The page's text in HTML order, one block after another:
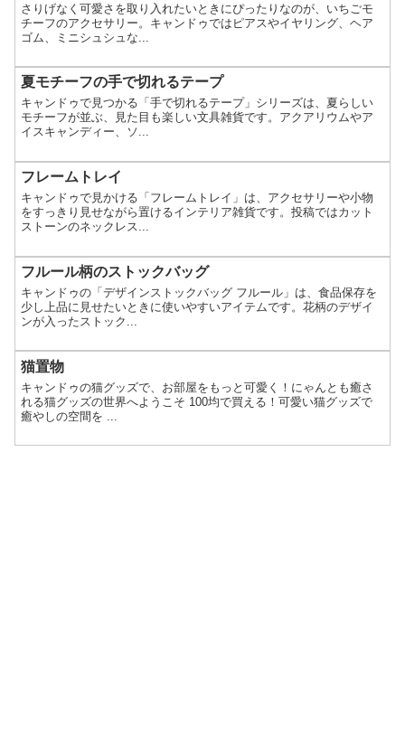
さりげなく可愛さを取り入れたいときにぴったりなのが、いちごモ
チーフのアクセサリー。キャンドゥではピアスやイヤリング、ヘア
ゴム、ミニシュシュな...
夏モチーフの手で切れるテープ
キャンドゥで見つかる「手で切れるテープ」シリーズは、夏らしい
モチーフが並ぶ、見た目も楽しい文具雑貨です。アクアリウムやア
イスキャンディー、ソ...
フレームトレイ
キャンドゥで見かける「フレームトレイ」は、アクセサリーや小物
をすっきり見せながら置けるインテリア雑貨です。投稿ではカット
ストーンのネックレス...
フルール柄のストックバッグ
キャンドゥの「デザインストックバッグ フルール」は、食品保存を
少し上品に見せたいときに使いやすいアイテムです。花柄のデザイ
ンが入ったストック...
猫置物
キャンドゥの猫グッズで、お部屋をもっと可愛く！にゃんとも癒さ
れる猫グッズの世界へようこそ 100均で買える！可愛い猫グッズで
癒やしの空間を ...